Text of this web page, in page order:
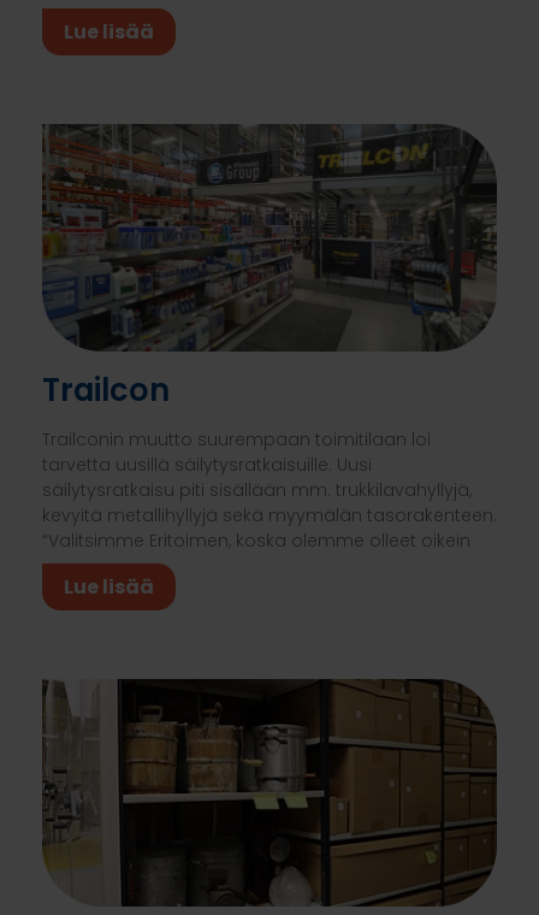
Lue lisää
Trailcon
Trailconin muutto suurempaan toimitilaan loi
tarvetta uusillä säilytysratkaisuille. Uusi
säilytysratkaisu piti sisällään mm. trukkilavahyllyjä,
kevyitä metallihyllyjä sekä myymälän tasorakenteen.
“Valitsimme Eritoimen, koska olemme olleet oikein
Lue lisää